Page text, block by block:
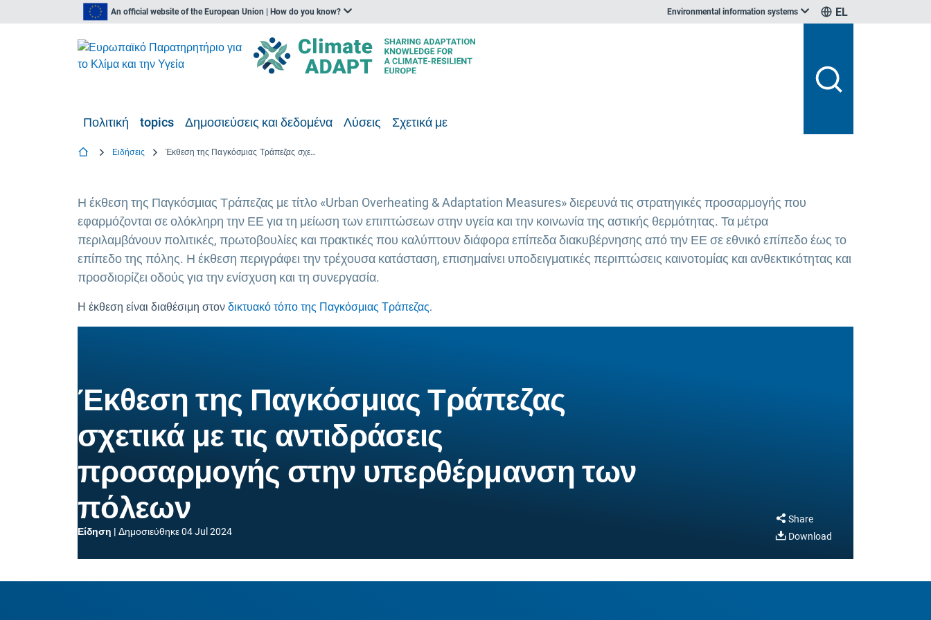
An official website of the European Union | How do you know? Environmental information systems EL
Πολιτική topics Δημοσιεύσεις και δεδομένα Λύσεις Σχετικά με
Ειδήσεις Έκθεση της Παγκόσμιας Τράπεζας σχετικά με τις αντιδράσεις προσαρμογής στην υπερθέρμανση των πόλεων
Η έκθεση της Παγκόσμιας Τράπεζας με τίτλο «Urban Overheating & Adaptation Measures» διερευνά τις στρατηγικές προσαρμογής που
εφαρμόζονται σε ολόκληρη την ΕΕ για τη μείωση των επιπτώσεων στην υγεία και την κοινωνία της αστικής θερμότητας. Τα μέτρα
περιλαμβάνουν πολιτικές, πρωτοβουλίες και πρακτικές που καλύπτουν διάφορα επίπεδα διακυβέρνησης από την ΕΕ σε εθνικό επίπεδο έως το
επίπεδο της πόλης. Η έκθεση περιγράφει την τρέχουσα κατάσταση, επισημαίνει υποδειγματικές περιπτώσεις καινοτομίας και ανθεκτικότητας και
προσδιορίζει οδούς για την ενίσχυση και τη συνεργασία.
Η έκθεση είναι διαθέσιμη στον δικτυακό τόπο της Παγκόσμιας Τράπεζας.
Έκθεση της Παγκόσμιας Τράπεζας
σχετικά με τις αντιδράσεις
προσαρμογής στην υπερθέρμανση των
πόλεων
Είδηση Δημοσιεύθηκε04 Jul 2024
Share
Download